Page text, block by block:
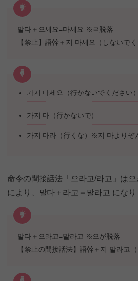
말다＋으세요=마세요 ※ㄹ脱落
【禁止】語幹＋지 마세요（しないでく
가지 마세요（行かないでください）
가지 마（行かないで）
가지 마라（行くな）※지 마よりぞ
命令の間接話法「으라고/라고」は으
により、말다＋라고＝말라고 になり
말다＋으라고=말라고 ※으が脱落
【禁止の間接話法】語幹＋지 말라고（